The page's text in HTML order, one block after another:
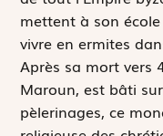
mettent à son
vivre en ermites
Après sa mort vers
Maroun, est bâti
pèlerinages, ce